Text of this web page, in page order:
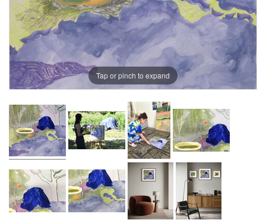
Tap or pinch to expand